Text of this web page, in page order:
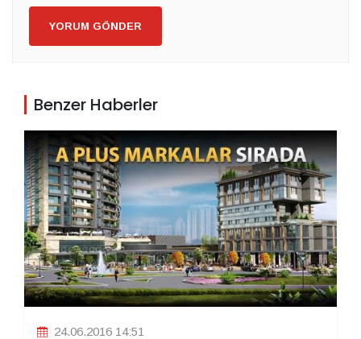
YORUM GÖNDER
Benzer Haberler
24.06.2016 14:51